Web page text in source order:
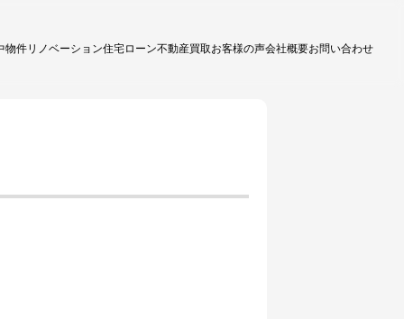
物件リノベーション住宅ローン不動産買取お客様の声会社概要お問い合わせ